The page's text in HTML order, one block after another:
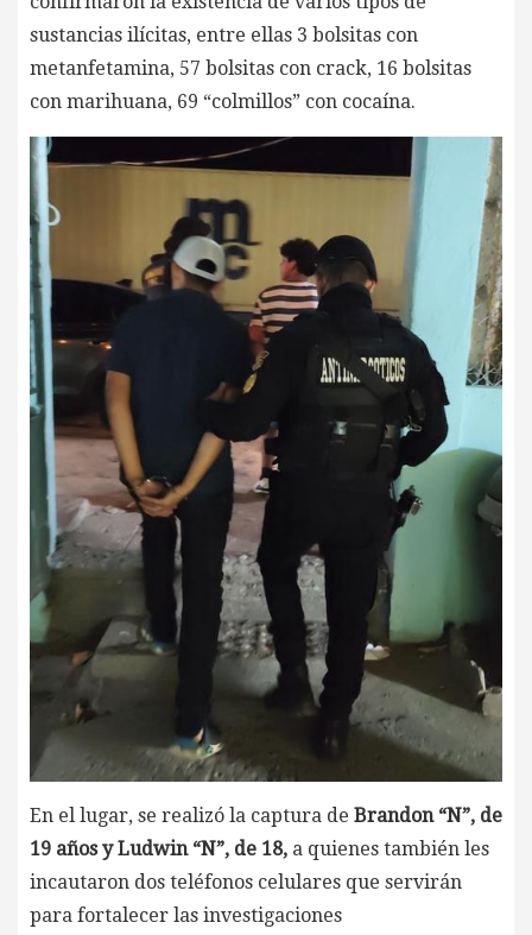
sustancias ilícitas, entre ellas 3 bolsitas con
metanfetamina, 57 bolsitas con crack, 16 bolsitas
con marihuana, 69 “colmillos” con cocaína.
En el lugar, se realizó la captura de Brandon “N”, de
19 años y Ludwin “N”, de 18, a quienes también les
incautaron dos teléfonos celulares que servirán
para fortalecer las investigaciones